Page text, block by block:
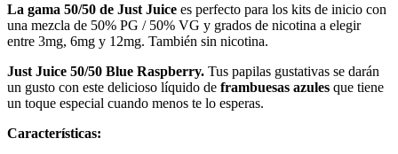
La gama 50/50 de Just Juice es perfecto para los kits de inicio con
una mezcla de 50% PG / 50% VG y grados de nicotina a elegir
entre 3mg, 6mg y 12mg. También sin nicotina.
Just Juice 50/50 Blue Raspberry. Tus papilas gustativas se darán
un gusto con este delicioso líquido de frambuesas azules que tiene
un toque especial cuando menos te lo esperas.
Características: